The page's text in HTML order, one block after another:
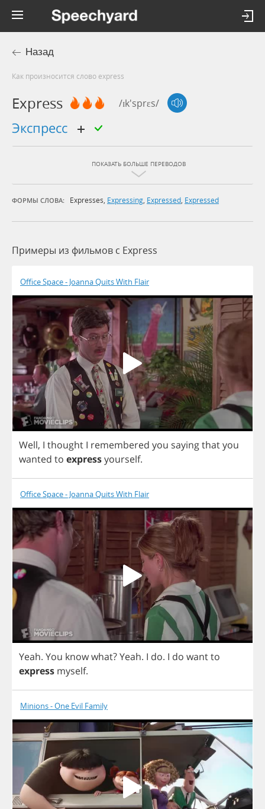
Назад
Как произносится слово express
Express /ɪk'sprɛs/
экспресс
ПОКАЗАТЬ БОЛЬШЕ ПЕРЕВОДОВ
ФОРМЫ СЛОВА: Expresses, Expressing, Expressed, Expressed
Примеры из фильмов c Express
Office Space - Joanna Quits With Flair
Well, I thought I remembered you sayingthatyou
wanted to expressyourself.
Office Space - Joanna Quits With Flair
Yeah. You knowwhat?Yeah. I do. I do wantto
express myself.
Minions - One Evil Family